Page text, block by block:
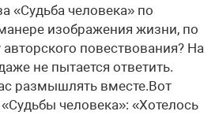
«Судьба человека» по
изображения жизни, по
авторского повествования? На
не пытается ответить.
размышлять вместе.Вот
человека»: «Хотелось